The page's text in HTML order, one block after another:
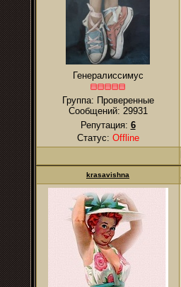
Генералиссимус
Группа: Проверенные
Сообщений: 29931
Репутация: 6
Статус: Offline
krasavishna